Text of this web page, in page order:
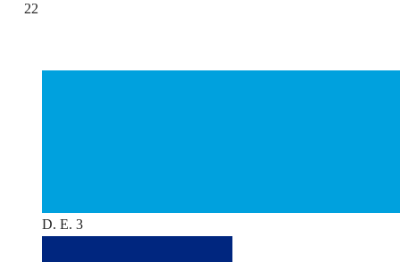
22
D. E. 3